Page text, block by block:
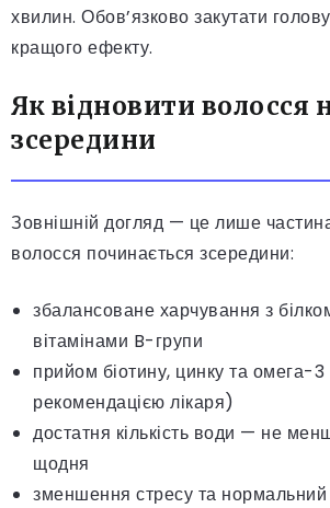
хвилин. Обов’язково закутати
кращого ефекту.
Як відновити волосся
зсередини
Зовнішній догляд — це лише
волосся починається зсередини:
збалансоване харчування з
вітамінами B-групи
прийом біотину, цинку та омега-
рекомендацією лікаря)
достатня кількість води — не
щодня
зменшення стресу та нормальний